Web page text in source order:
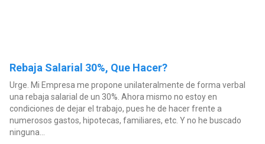
Rebaja Salarial 30%, Que Hacer?
Urge. Mi Empresa me propone unilateralmente de forma verbal
una rebaja salarial de un 30%. Ahora mismo no estoy en
condiciones de dejar el trabajo, pues he de hacer frente a
numerosos gastos, hipotecas, familiares, etc. Y no he buscado
ninguna...